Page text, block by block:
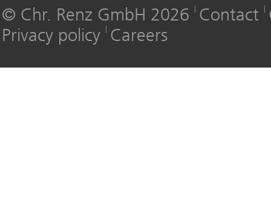
© Chr. Renz GmbH 2026 Contact
Privacy policy Careers